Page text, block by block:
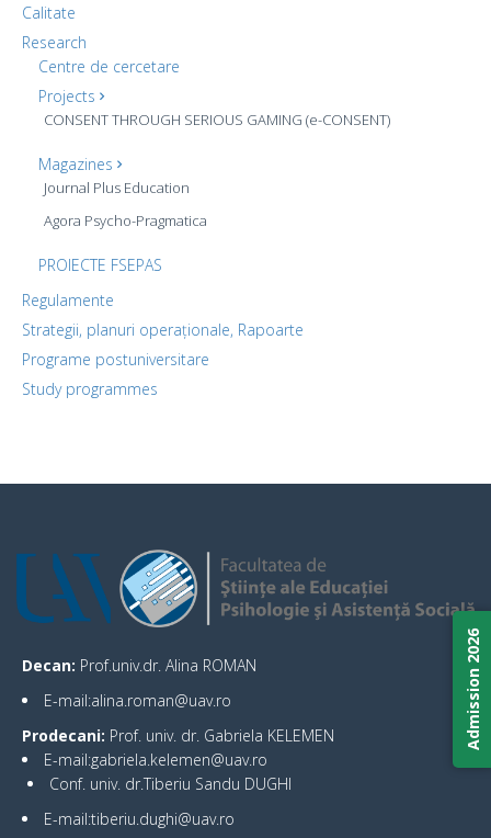
Calitate
Research
Centre de cercetare
Projects
CONSENT THROUGH SERIOUS GAMING (e-CONSENT)
Magazines
Journal Plus Education
Agora Psycho-Pragmatica
PROIECTE FSEPAS
Regulamente
Strategii, planuri operaționale, Rapoarte
Programe postuniversitare
Study programmes
Decan: Prof.univ.dr. Alina ROMAN
E-mail:alina.roman@uav.ro
Prodecani: Prof. univ. dr. Gabriela KELEMEN
E-mail:gabriela.kelemen@uav.ro
Conf. univ. dr.Tiberiu Sandu DUGHI
E-mail:tiberiu.dughi@uav.ro
Admission 2026